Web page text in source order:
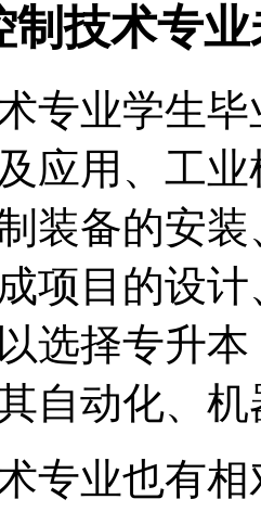
制技术专
专业学生
应用、工
装备的安
项目的设
选择专升
自动化、
专业也有